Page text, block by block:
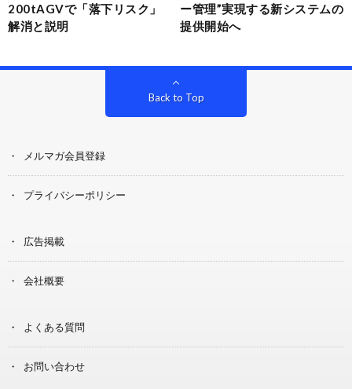
200tAGVで「落下リスク」
解消と説明
ー管理”実現する新システムの
提供開始へ
Back to Top
メルマガ会員登録
プライバシーポリシー
広告掲載
会社概要
よくある質問
お問い合わせ